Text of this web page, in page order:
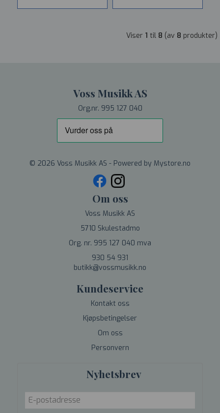
Viser 1 til 8 (av 8 produkter)
Voss Musikk AS
Org.nr. 995 127 040
© 2026 Voss Musikk AS - Powered by Mystore.no
Om oss
Voss Musikk AS
5710 Skulestadmo
Org. nr. 995 127 040 mva
930 54 931
butikk@vossmusikk.no
Kundeservice
Kontakt oss
Kjøpsbetingelser
Om oss
Personvern
Nyhetsbrev